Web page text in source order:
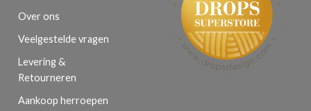
Over ons
Veelgestelde vragen
Levering &
Retourneren
Aankoop herroepen